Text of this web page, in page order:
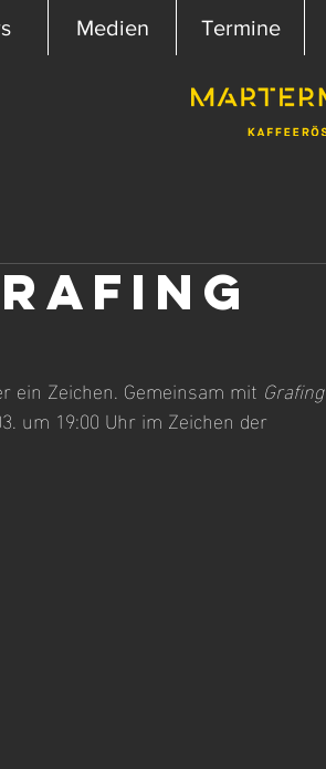
Medien Termine
ein Zeichen. Gemeinsam mit Grafing
um 19:00 Uhr im Zeichen der